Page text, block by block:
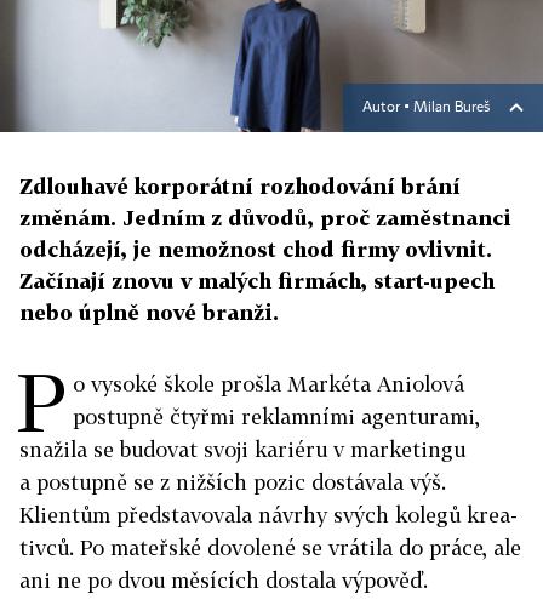
Autor ▪ Milan Bureš
Zdlouhavé korporátní rozhodování brání
změnám. Jedním z důvodů, proč zaměstnanci
odcházejí, je nemožnost chod firmy ovlivnit.
Začínají znovu v malých firmách, start-upech
nebo úplně nové branži.
P o vysoké škole prošla Markéta Aniolová
postupně čtyřmi reklamními agenturami,
snažila se budovat svoji kariéru v marketingu
a postupně se z nižších pozic dostávala výš.
Klientům představovala návrhy svých kolegů krea­
tivců. Po mateřské dovolené se vrátila do práce, ale
ani ne po dvou měsících dostala výpověď.